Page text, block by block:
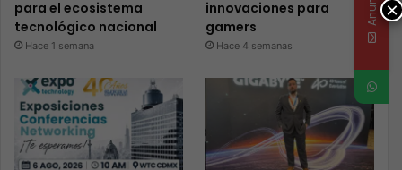
para el ecosistema
tecnológico nacional
Hace 1 semana
innovaciones para
gamers
Hace 4 semanas
×